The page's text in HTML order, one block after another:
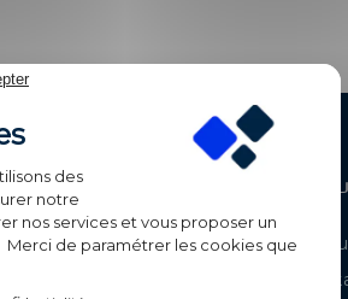
Nous
des
notre
nos services et vous proposer un
de paramétrer les cookies que